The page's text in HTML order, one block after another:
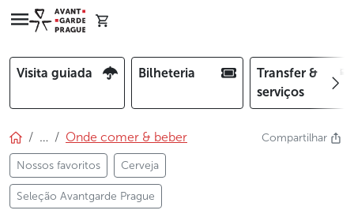
Visita guiada Bilheteria
Transfer &
serviços
… Onde comer & beber
Nossos favoritos Cerveja
Seleção Avantgarde Prague
Compartilhar